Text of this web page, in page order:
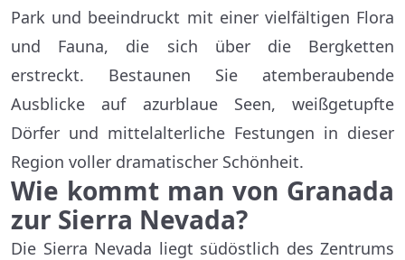
Park und beeindruckt mit einer vielfältigen Flora
und Fauna, die sich über die Bergketten
erstreckt. Bestaunen Sie atemberaubende
Ausblicke auf azurblaue Seen, weißgetupfte
Dörfer und mittelalterliche Festungen in dieser
Region voller dramatischer Schönheit.
Wie kommt man von Granada
zur Sierra Nevada?
Die Sierra Nevada liegt südöstlich des Zentrums